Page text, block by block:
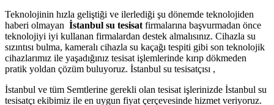
Teknolojinin hızla geliştiği ve ilerlediği şu dönemde teknolojiden
haberi olmayan İstanbul su tesisat firmalarına başvurmadan önce
teknolojiyi iyi kullanan firmalardan destek almalısınız. Cihazla su
sızıntısı bulma, kameralı cihazla su kaçağı tespiti gibi son teknolojik
cihazlarımız ile yaşadığınız tesisat işlemlerinde kırıp dökmeden
pratik yoldan çözüm buluyoruz. İstanbul su tesisatçısı ,
İstanbul ve tüm Semtlerine gerekli olan tesisat işlerinizde İstanbul su
tesisatçı ekibimiz ile en uygun fiyat çerçevesinde hizmet veriyoruz.